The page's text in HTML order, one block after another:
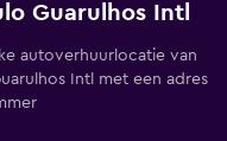
Guarulhos Intl
autoverhuurlocatie van
Intl met een adres